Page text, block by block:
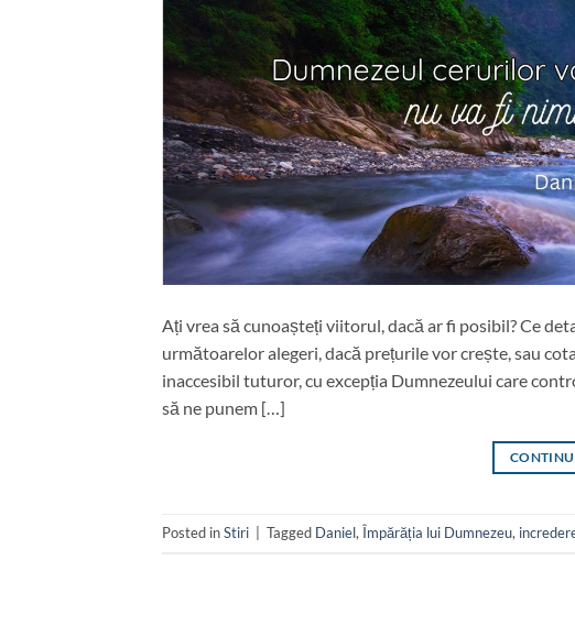
Ați vrea să cunoașteți viitorul, dacă ar fi posibil? Ce
următoarelor alegeri, dacă prețurile vor crește, sau
inaccesibil tuturor, cu excepția Dumnezeului care
să ne punem […]
Posted inStiri Tagged Daniel, Împărăția lui Dumnezeu,